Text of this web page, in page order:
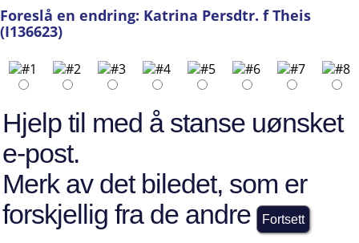
Foreslå en endring: Katrina Persdtr. f Theis
(I136623)
Hjelp til med å stanse uønsket
e-post.
Merk av det biledet, som er
forskjellig fra de andre